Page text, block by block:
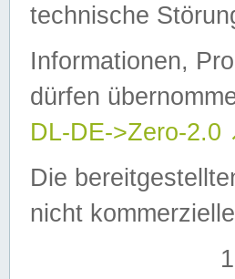
technische
Informationen,
dürfen
DL-DE->Zero-2.0
Die
nicht